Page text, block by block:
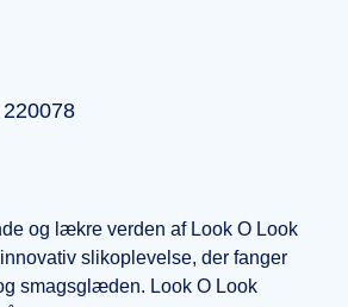
og lækre verden af Look O Look
slikoplevelse, der fanger
smagsglæden. Look O Look